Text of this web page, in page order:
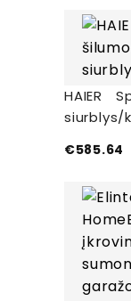
HAIER
siurblys/
€585.64